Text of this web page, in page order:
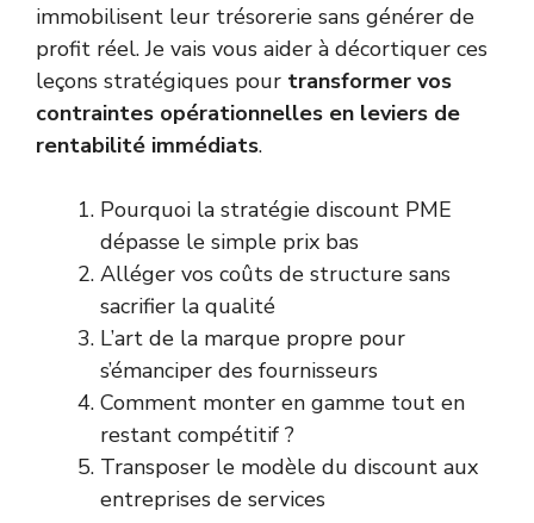
immobilisent leur trésorerie sans générer de
profit réel. Je vais vous aider à décortiquer ces
leçons stratégiques pour transformer vos
contraintes opérationnelles en leviers de
rentabilité immédiats.
Pourquoi la stratégie discount PME
dépasse le simple prix bas
Alléger vos coûts de structure sans
sacrifier la qualité
L’art de la marque propre pour
s’émanciper des fournisseurs
Comment monter en gamme tout en
restant compétitif ?
Transposer le modèle du discount aux
entreprises de services